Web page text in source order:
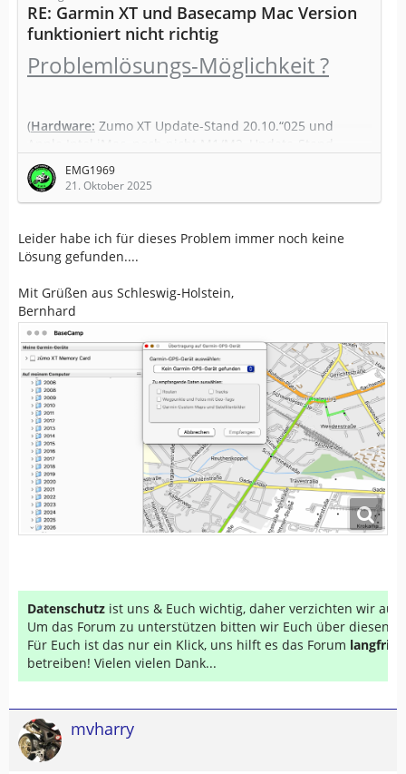
RE: Garmin XT und Basecamp Mac Version
funktioniert nicht richtig
Problemlösungs-Möglichkeit ?
(Hardware: Zumo XT Update-Stand 20.10.“025 und
20.10.2025)
(Software:Neu installiert auf dem iMac sind BaseCamp
und OpenMTP)
Vorgehensweise:
iMac starten und Zumo XT per UCB verbinden, AFT
erkennt Zumo XT,
GE starten, GE erkennt Zumo XT und zeigt an: „AFT
AFT noch einmal beenden, Zumo XT ist erkannt
und verbunden.
GE beenden, alsonicht„im
EMG1969
21. Oktober 2025
Leider habe ich für dieses Problem immer noch keine
Lösung gefunden....
Mit Grüßen aus Schleswig-Holstein,
Bernhard
Datenschutz ist uns & Euch wichtig, daher verzichten wir auf
Um das Forum zu unterstützen bitten wir Euch über diesen
Für Euch ist das nur ein Klick, uns hilft es das Forum
betreiben! Vielen vielen Dank...
mvharry